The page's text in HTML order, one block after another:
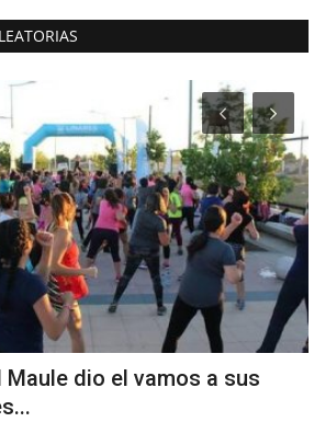
Maule dio el vamos a sus